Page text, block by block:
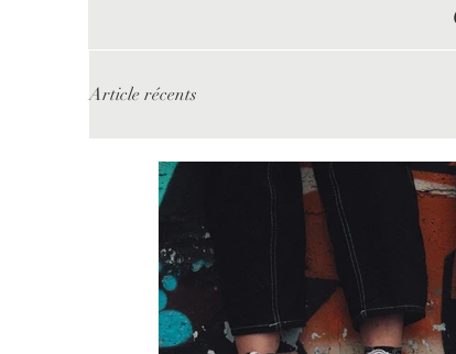
Article récents